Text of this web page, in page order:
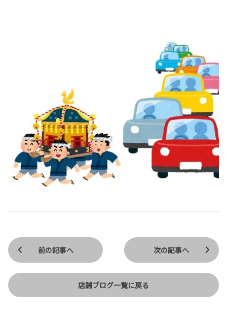
前の記事へ
店舗ブログ一覧に戻る
次の記事へ